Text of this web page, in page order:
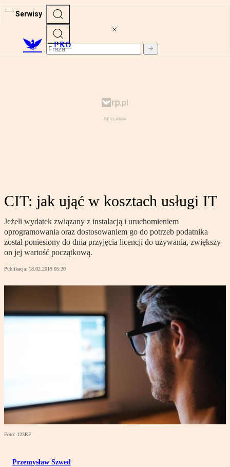
Serwisy
PRO
CIT: jak ująć w kosztach usługi IT
Jeżeli wydatek związany z instalacją i uruchomieniem
oprogramowania oraz dostosowaniem go do potrzeb podatnika
został poniesiony do dnia przyjęcia licencji do używania, zwiększy
on jej wartość początkową.
Publikacja: 18.02.2019 05:20
Foto: 123RF
Przemysław Szwed